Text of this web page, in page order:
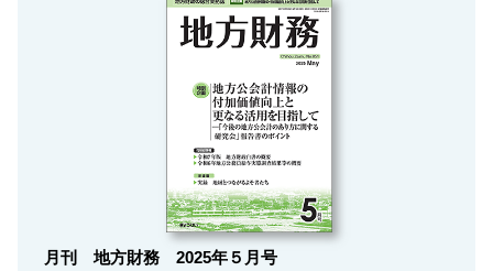
月刊 地方財務 2025年５月号